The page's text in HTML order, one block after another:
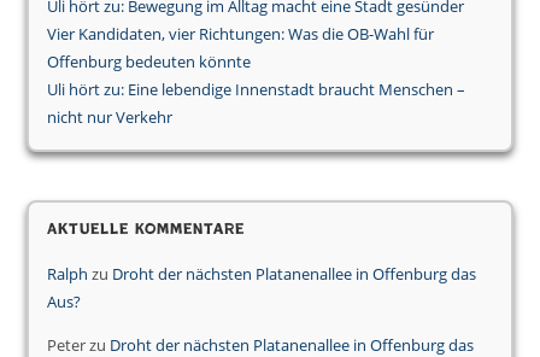
Uli hört zu: Bewegung im Alltag macht eine Stadt gesünder
Vier Kandidaten, vier Richtungen: Was die OB-Wahl für
Offenburg bedeuten könnte
Uli hört zu: Eine lebendige Innenstadt braucht Menschen –
nicht nur Verkehr
Aktuelle Kommentare
Ralph zu Droht der nächsten Platanenallee in Offenburg das
Aus?
Peterzu Droht der nächsten Platanenallee in Offenburg das